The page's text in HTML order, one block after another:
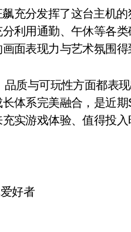
充分发挥了这台主机
利用通勤、午休等各
面表现力与艺术氛围得
质与可玩性方面都表
体系完美融合，是近
实游戏体验、值得投
好者